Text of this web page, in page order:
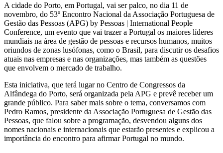
A cidade do Porto, em Portugal, vai ser palco, no dia 11 de
novembro, do 53º Encontro Nacional da Associação Portuguesa de
Gestão das Pessoas (APG) by Pessoas | International People
Conference, um evento que vai trazer a Portugal os maiores líderes
mundiais na área de gestão de pessoas e recursos humanos, muitos
oriundos de zonas lusófonas, como o Brasil, para discutir os desafios
atuais nas empresas e nas organizações, mas também as questões
que envolvem o mercado de trabalho.
Esta iniciativa, que terá lugar no Centro de Congressos da
Alfândega do Porto, será organizada pela APG e prevê receber um
grande público. Para saber mais sobre o tema, conversamos com
Pedro Ramos, presidente da Associação Portuguesa de Gestão das
Pessoas, que falou sobre a programação, desvendou alguns dos
nomes nacionais e internacionais que estarão presentes e explicou a
importância do encontro para afirmar Portugal no mundo.